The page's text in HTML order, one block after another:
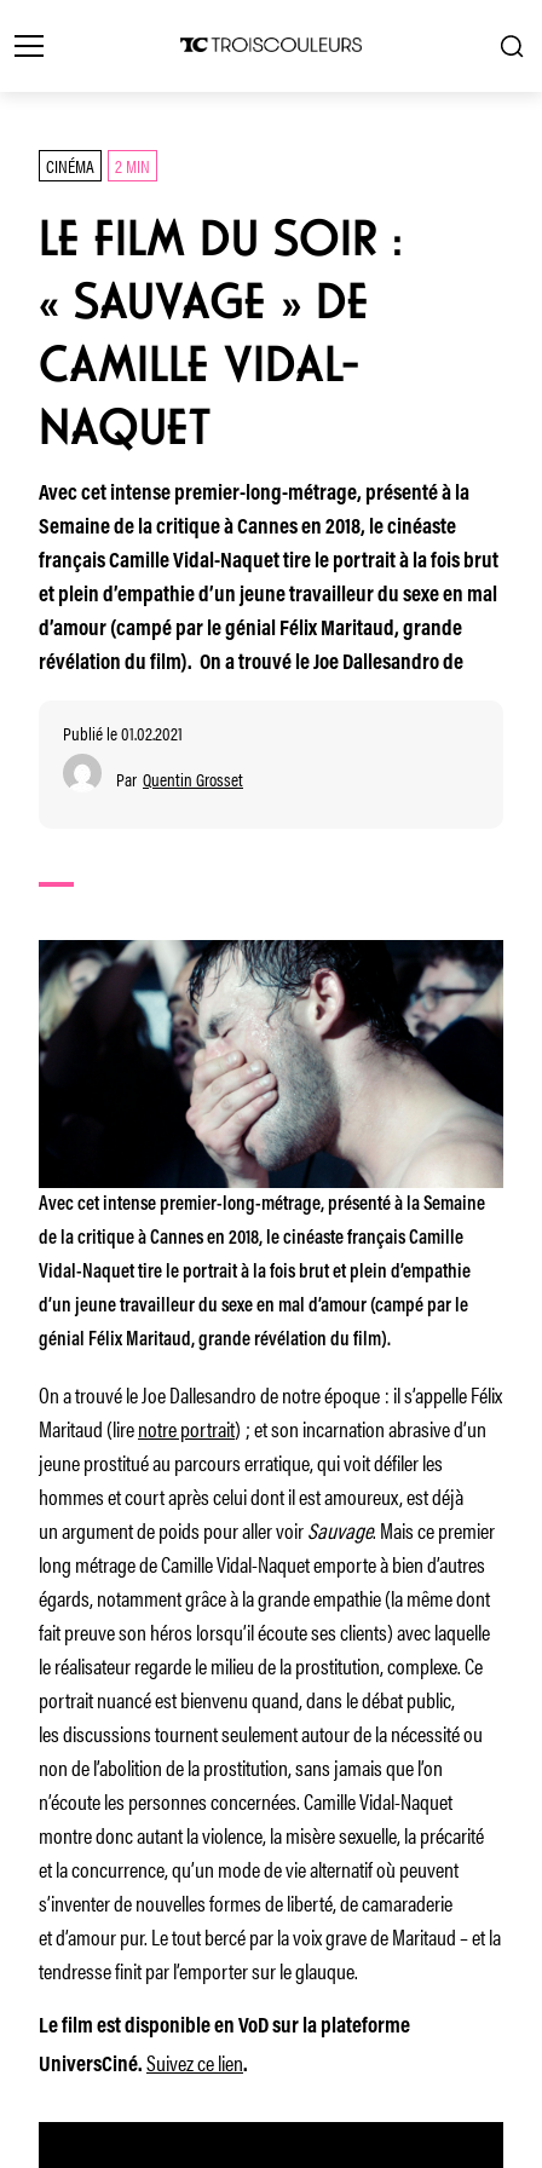
CINÉMA 2 MIN
LE FILM DU SOIR :
« SAUVAGE » DE
CAMILLE VIDAL-
NAQUET
Avec cet intense premier-long-métrage, présenté à la
Semaine de la critique à Cannes en 2018, le cinéaste
français Camille Vidal-Naquet tire le portrait à la fois brut
et plein d’empathie d’un jeune travailleur du sexe en mal
d’amour (campé par le génial Félix Maritaud, grande
révélation du film). On a trouvé le Joe Dallesandro de
Publié le 01.02.2021
Par Quentin Grosset
Avec cet intense premier-long-métrage, présenté à la Semaine
de la critique à Cannes en 2018, le cinéaste français Camille
Vidal-Naquet tire le portrait à la fois brut et plein d’empathie
d’un jeune travailleur du sexe en mal d’amour (campé par le
génial Félix Maritaud, grande révélation du film).
On a trouvé le Joe Dallesandro de notre époque : il s’appelle Félix
Maritaud (lirenotre portrait) ; et son incarnation abrasive d’un
jeune prostitué au parcours erratique, qui voit défiler les
hommes et court après celui dont il est amoureux, est déjà
un argument de poids pour aller voirSauvage. Mais ce premier
long métrage de Camille Vidal-Naquet emporte à bien d’autres
égards, notamment grâce à la grande empathie (la même dont
fait preuve son héros lorsqu’il écoute ses clients) avec laquelle
le réalisateur regarde le milieu de la prostitution, complexe. Ce
portrait nuancé est bienvenu quand, dans le débat public,
les discussions tournent seulement autour de la nécessité ou
non de l’abolition de la prostitution, sans jamais que l’on
n’écoute les personnes concernées. Camille Vidal-Naquet
montre donc autant la violence, la misère sexuelle, la précarité
et la concurrence, qu’un mode de vie alternatif où peuvent
s’inventer de nouvelles formes de liberté, de camaraderie
et d’amour pur. Le tout bercé par la voix grave de Maritaud – et la
tendresse finit par l’emporter sur le glauque.
Le film est disponible en VoD sur la plateforme
UniversCiné. Suivez ce lien.